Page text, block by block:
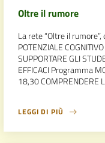
Oltre il rumore
La rete “Oltre il
POTENZIALE
SUPPORTARE GLI
EFFICACI Programma
18,30 COMPRENDERE
LEGGI DI PIÙ